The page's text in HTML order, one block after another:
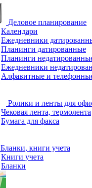
Деловое планирование
Календари
Ежедневники
Планинги датированные
Планинги
Ежедневники
Алфавитные и
Ролики и ленты для
Чековая лента, термолента
Бумага для факса
Бланки, книги учета
Книги учета
Бланки